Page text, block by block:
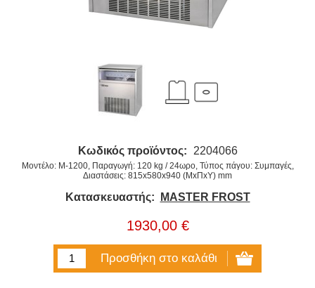
Κωδικός προϊόντος: 2204066
Μοντέλο: M-1200, Παραγωγή: 120 kg / 24ωρο, Τύπος πάγου: Συμπαγές,
Διαστάσεις: 815x580x940 (ΜxΠxΥ) mm
Κατασκευαστής: MASTER FROST
1930,00 €